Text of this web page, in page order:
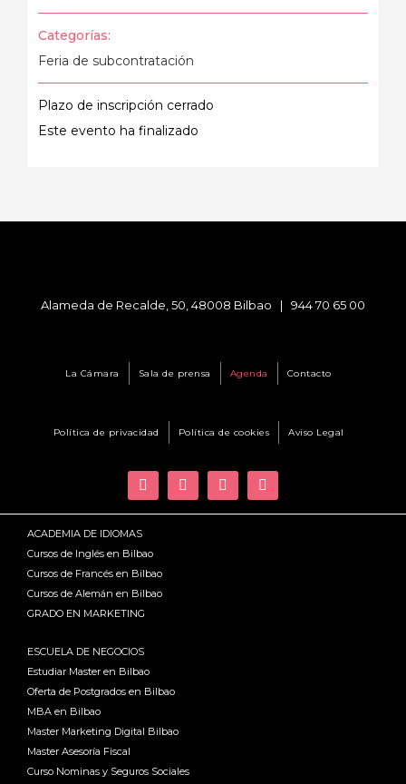
Categorías:
Feria de subcontratación
Plazo de inscripción cerrado
Este evento ha finalizado
Alameda de Recalde, 50, 48008 Bilbao | 944 70 65 00
La Cámara Sala de prensa Agenda Contacto
Política de privacidad Política de cookies Aviso Legal
ACADEMIA DE IDIOMAS
Cursos de Inglés en Bilbao
Cursos de Francés en Bilbao
Cursos de Alemán en Bilbao
GRADO EN MARKETING
ESCUELA DE NEGOCIOS
Estudiar Master en Bilbao
Oferta de Postgrados en Bilbao
MBA en Bilbao
Master Marketing Digital Bilbao
Master Asesoría Fiscal
Curso Nominas y Seguros Sociales